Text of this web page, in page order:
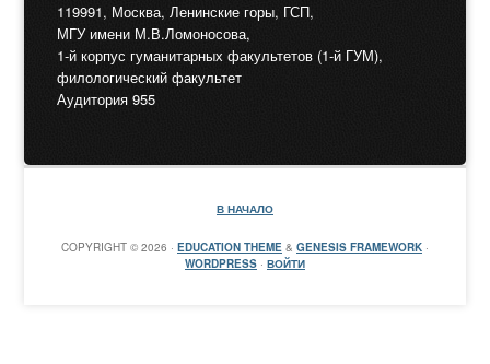
119991, Москва, Ленинские горы, ГСП,
МГУ имени М.В.Ломоносова,
1-й корпус гуманитарных факультетов (1-й ГУМ),
филологический факультет
Аудитория 955
В НАЧАЛО
COPYRIGHT © 2026 · EDUCATION THEME & GENESIS FRAMEWORK ·
WORDPRESS · ВОЙТИ